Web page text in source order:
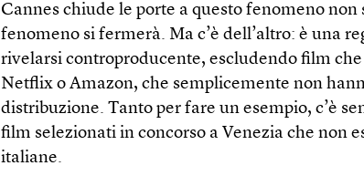
Cannes chiude le porte a questo fenomeno
fenomeno si fermerà. Ma c’è dell’altro: è una
rivelarsi controproducente, escludendo film
Netflix o Amazon, che semplicemente non
distribuzione. Tanto per fare un esempio, c’è
film selezionati in concorso a Venezia che non
italiane.